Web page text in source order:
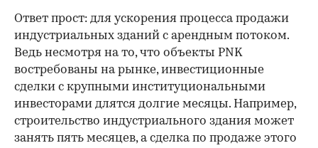
Ответ прост: для ускорения процесса продажи
индустриальных зданий с арендным потоком.
Ведь несмотря на то, что объекты PNK
востребованы на рынке, инвестиционные
сделки с крупными институциональными
инвесторами длятся долгие месяцы. Например,
строительство индустриального здания может
занять пять месяцев, а сделка по продаже этого